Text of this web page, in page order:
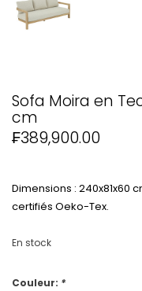
Sofa Moira en
cm
₣389,900.00
Dimensions : 240x81x60
certifiés Oeko-Tex.
En stock
Couleur: *